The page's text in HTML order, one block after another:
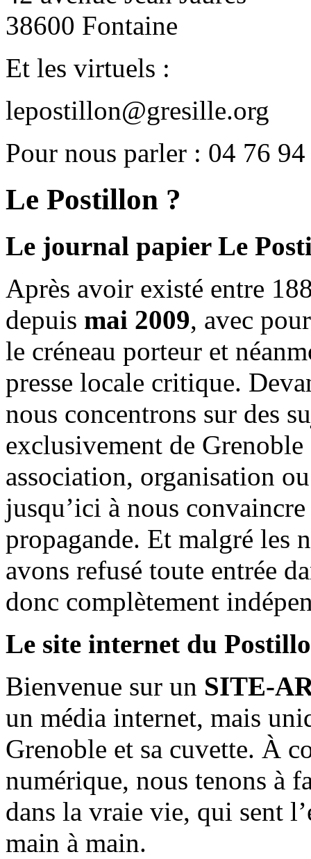
38600 Fontaine
Et les virtuels :
lepostillon@gresille.org
Pour nous parler : 04 76
Le Postillon ?
Le journal papier Le
Après avoir existé entre
depuis mai 2009, avec
le créneau porteur et
presse locale critique.
nous concentrons sur des
exclusivement de
association, organisation
jusqu’ici à nous
propagande. Et malgré les
avons refusé toute entrée
donc complètement
Le site internet du
Bienvenue sur un SITE-
un média internet, mais
Grenoble et sa cuvette. À
numérique, nous tenons à
dans la vraie vie, qui sent
main à main.